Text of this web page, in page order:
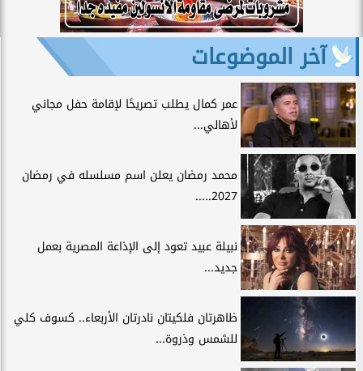
آخر الموضوعات
عمر كمال يطلب تصريحًا لإقامة حفل مجاني
لأهالي...
محمد رمضان يعلن اسم مسلسله في رمضان
2027.....
نبيلة عبيد تعود إلى الإذاعة المصرية بعمل
جديد...
ظاهرتان فلكيتان نادرتان الأربعاء.. كسوف كلي
للشمس وذروة...